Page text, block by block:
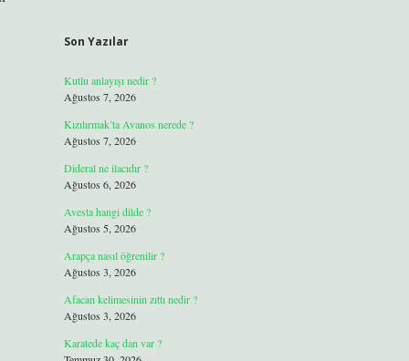
Son Yazılar
Kutlu anlayışı nedir ?
Ağustos 7, 2026
Kızılırmak’ta Avanos nerede ?
Ağustos 7, 2026
Dideral ne ilacıdır ?
Ağustos 6, 2026
Avesta hangi dilde ?
Ağustos 5, 2026
Arapça nasıl öğrenilir ?
Ağustos 3, 2026
Afacan kelimesinin zıttı nedir ?
Ağustos 3, 2026
Karatede kaç dan var ?